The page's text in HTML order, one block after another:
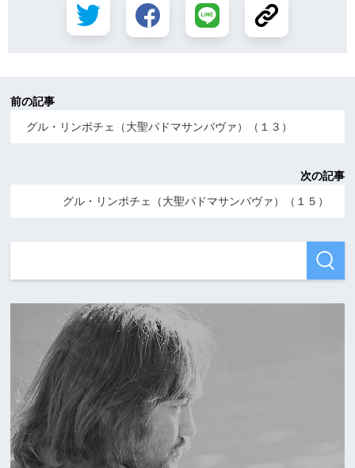
前の記事
グル・リンポチェ（大聖パドマサンバヴァ）（１３）
次の記事
グル・リンポチェ（大聖パドマサンバヴァ）（１５）